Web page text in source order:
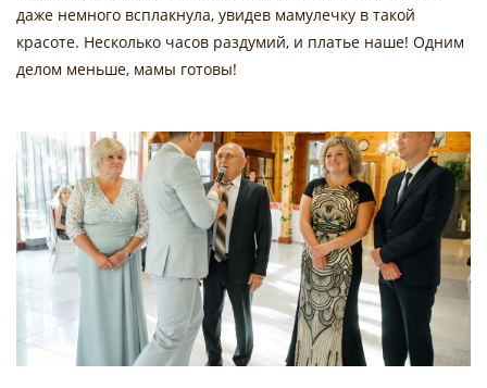
даже немного всплакнула, увидев мамулечку в такой
красоте. Несколько часов раздумий, и платье наше! Одним
делом меньше, мамы готовы!